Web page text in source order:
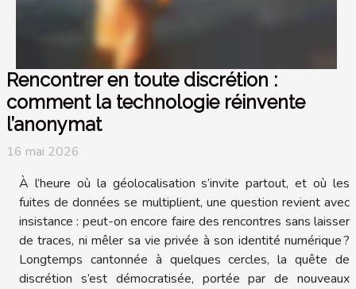
Rencontrer en toute discrétion :
comment la technologie réinvente
l’anonymat
16 mai 2026
À l’heure où la géolocalisation s’invite partout, et où les
fuites de données se multiplient, une question revient avec
insistance : peut-on encore faire des rencontres sans laisser
de traces, ni mêler sa vie privée à son identité numérique ?
Longtemps cantonnée à quelques cercles, la quête de
discrétion s’est démocratisée, portée par de nouveaux